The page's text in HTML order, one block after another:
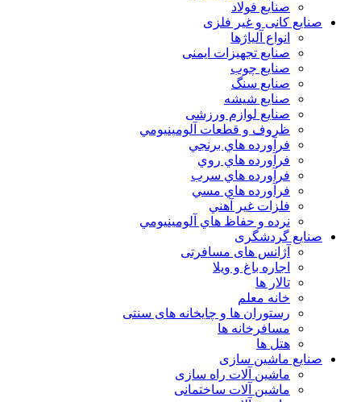
صنایع فولاد
صنایع کانی و غیر فلزی
انواع آلياژها
صنایع تجهیزات ایمنی
صنایع چوب
صنایع سنگ
صنایع شیشه
صنایع لوازم ورزشی
ظروف و قطعات آلومينيومي
فرآورده هاي برنجي
فرآورده هاي روي
فرآورده هاي سرب
فرآورده هاي مسي
فلزات غير آهني
نرده و حفاظ هاي آلومينيومي
صنایع گردشگری
آژانس های مسافرتی
اجاره باغ و ویلا
تالار ها
خانه معلم
رستوران ها و چایخانه های سنتی
مسافرخانه ها
هتل ها
صنایع ماشین سازی
ماشین آلات راه سازی
ماشین آلات ساختمانی